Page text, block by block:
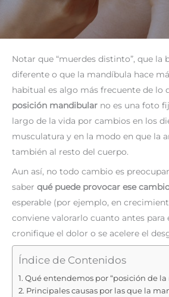
Notar que “muerdes distinto”, que la
diferente o que la mandíbula hace
habitual es algo más frecuente de lo
posición mandibular no es una foto
largo de la vida por cambios en los
musculatura y en la modo en que la
también al resto del cuerpo.
Aun así, no todo cambio es
saber qué puede provocar ese
esperable (por ejemplo, en
conviene valorarlo cuanto antes para
cronifique el dolor o se acelere el
Índice de Contenidos
Qué entendemos por “posición de
Principales causas por las que la